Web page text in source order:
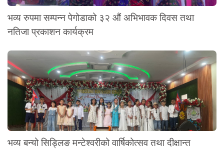
भव्य रुपमा सम्पन्न पेगोडाको ३२ औं अभिभावक दिवस तथा
नतिजा प्रकाशन कार्यक्रम
भव्य बन्यो सिड्लिङ मन्टेश्वरीको वार्षिकोत्सव तथा दीक्षान्त